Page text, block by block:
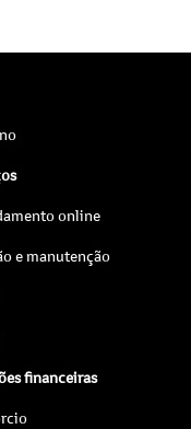
online
e manutenção
financeiras